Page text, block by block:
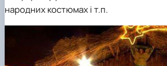
народних костюмах і т.п.